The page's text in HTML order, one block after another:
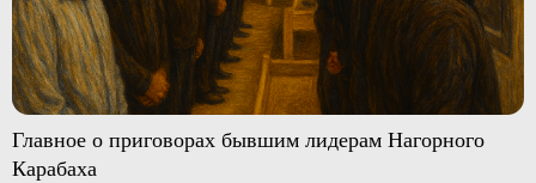
Главное о приговорах бывшим лидерам Нагорного
Карабаха